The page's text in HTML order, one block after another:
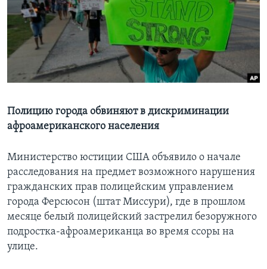
Learning English
СОЦИАЛЬНЫЕ СЕТИ
Языки
Полицию города обвиняют в дискриминации
афроамериканского населения
Министерство юстиции США объявило о начале
расследования на предмет возможного нарушения
гражданских прав полицейским управлением
города Ферсюсон (штат Миссури), где в прошлом
месяце белый полицейский застрелил безоружного
подростка-афроамериканца во время ссоры на
улице.